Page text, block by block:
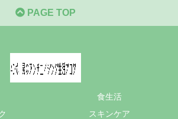
PAGE TOP
食生活
スキンケア